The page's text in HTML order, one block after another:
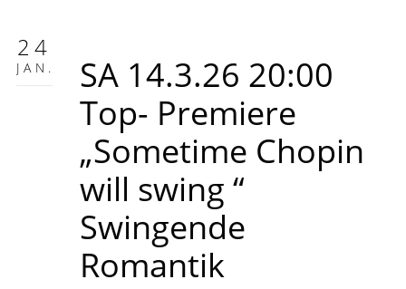
24
JAN.
SA 14.3.26 20:00
Top- Premiere
„Sometime Chopin
will swing “
Swingende
Romantik